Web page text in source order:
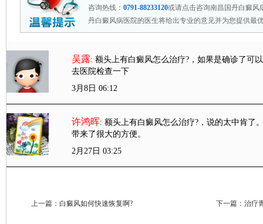
咨询热线： 0791-88233120或请点击咨询南昌国丹白癜风
丹白癜风病医院的医生将给出专业的意见并为您提供最
吴露: 额头上有白癜风怎么治疗?，如果是确诊了可
去医院检查一下
3月8日 06:12
许鸿晖: 额头上有白癜风怎么治疗?，说的太中肯了
带来了很大的方便。
2月27日 03:25
上一篇： 白癜风如何快速恢复啊? 下一篇：治疗